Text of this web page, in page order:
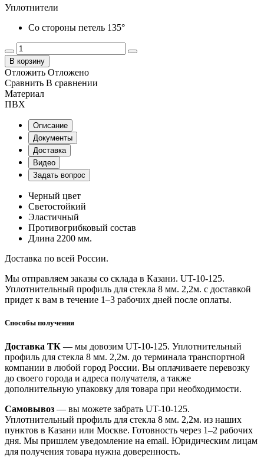
Уплотнители
Со стороны петель 135°
В корзину
Отложить Отложено
Сравнить В сравнении
Материал
ПВХ
Описание
Документы
Доставка
Видео
Задать вопрос
Черный цвет
Светостойкий
Эластичный
Противогрибковый состав
Длина 2200 мм.
Доставка по всей России.
Мы отправляем заказы со склада в Казани. UT-10-125.
Уплотнительный профиль для стекла 8 мм. 2,2м. с доставкой
придет к вам в течение 1–3 рабочих дней после оплаты.
Способы получения
Доставка ТК — мы довозим UT-10-125. Уплотнительный
профиль для стекла 8 мм. 2,2м. до терминала транспортной
компании в любой город России. Вы оплачиваете перевозку
до своего города и адреса получателя, а также
дополнительную упаковку для товара при необходимости.
Самовывоз — вы можете забрать UT-10-125.
Уплотнительный профиль для стекла 8 мм. 2,2м. из наших
пунктов в Казани или Москве. Готовность через 1–2 рабочих
дня. Мы пришлем уведомление на email. Юридическим лицам
для получения товара нужна доверенность.